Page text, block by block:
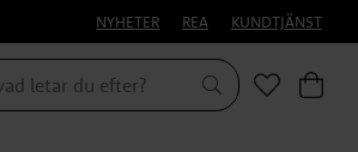
NYHETER REA KUNDTJÄNST